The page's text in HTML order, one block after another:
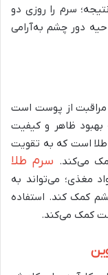
سرم را روزی دو
دور چشم به‌آرامی
مراقبت از پوست است
بهبود ظاهر و کیفیت
است که به تقویت
می‌کند. سرم طلا
مغذی؛ می‌تواند به
کمک کند. استفاده
کمک می‌کند.